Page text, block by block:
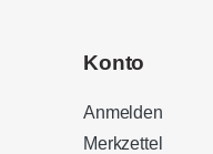
Konto
Anmelden
Merkzettel